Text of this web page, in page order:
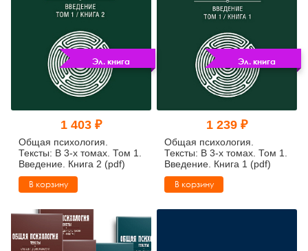
Эл. книга
1 403 ₽
Общая психология.
Тексты: В 3-х томах. Том 1.
Введение. Книга 2 (pdf)
В корзину
Эл. книга
1 239 ₽
Общая психология.
Тексты: В 3-х томах. Том 1.
Введение. Книга 1 (pdf)
В корзину